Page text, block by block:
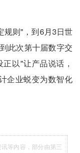
规则"，到6月3日世
此次第十届数字交
以"让产品说话，
企业蜕变为数智化
等内容，部分由第三